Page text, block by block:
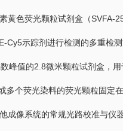
黄色荧光颗粒试剂盒（
Cy5示踪剂进行检测的多重检
峰值的2.8微米颗粒试剂盒，
多个荧光染料的荧光颗粒固定
成像系统的常规光路校准与仪